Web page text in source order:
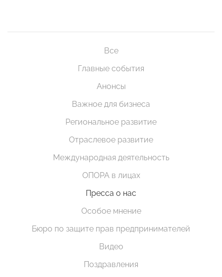
Все
Главные события
Анонсы
Важное для бизнеса
Региональное развитие
Отраслевое развитие
Международная деятельность
ОПОРА в лицах
Пресса о нас
Особое мнение
Бюро по защите прав предпринимателей
Видео
Поздравления